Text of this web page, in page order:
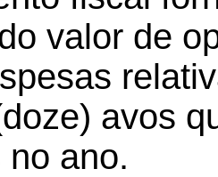
valor de
avos
ano.